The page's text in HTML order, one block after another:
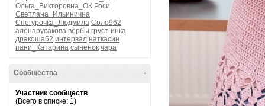
Ольга_Викторовна_ОК Роси
Светлана_Ильинична
Снегурочка_Людмила Соло962
аленарусакова вербы груст-инка
дракоша52 интервал наткасин
пани_Катарина сыненок чара
-
Сообщества
Участник сообществ
(Всего в списке: 1)